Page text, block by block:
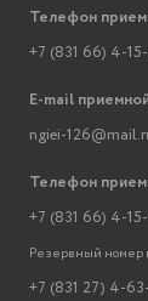
Телефон
+7 (831 66) 4-
E-mail
ngiei-
Телефон
+7 (831 66) 4-
Резервный номер
+7 (831 27) 4-